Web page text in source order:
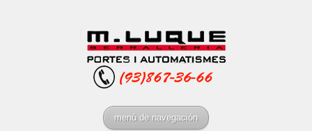
menú de navegación